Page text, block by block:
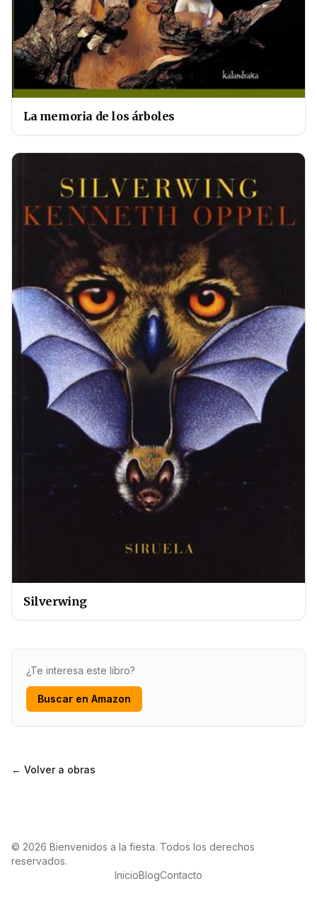
La memoria de los árboles
Silverwing
¿Te interesa este libro?
Buscar en Amazon
← Volver a obras
© 2026 Bienvenidos a la fiesta. Todos los derechos
reservados.
InicioBlogContacto